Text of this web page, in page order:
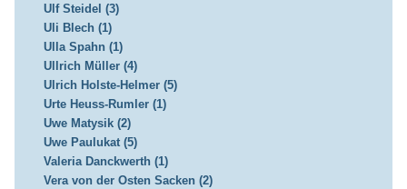
Ulf Steidel (3)
Uli Blech (1)
Ulla Spahn (1)
Ullrich Müller (4)
Ulrich Holste-Helmer (5)
Urte Heuss-Rumler (1)
Uwe Matysik (2)
Uwe Paulukat (5)
Valeria Danckwerth (1)
Vera von der Osten Sacken (2)